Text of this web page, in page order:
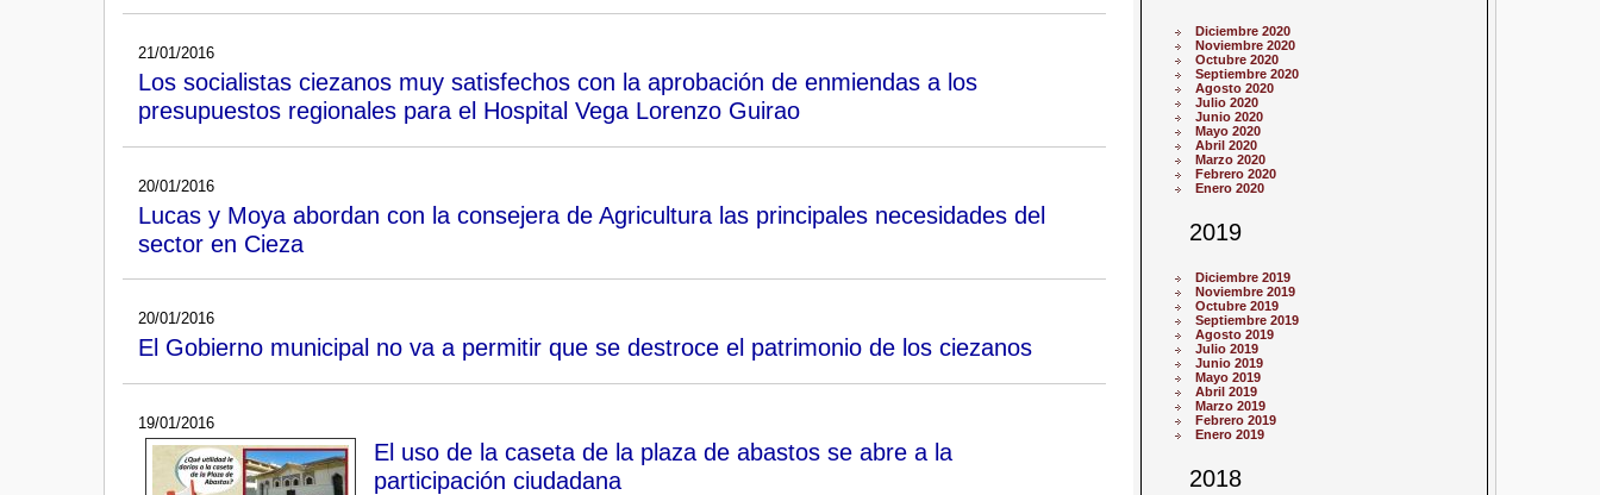
21/01/2016
Los socialistas ciezanos muy satisfechos con la aprobación de enmiendas a los
presupuestos regionales para el Hospital Vega Lorenzo Guirao
20/01/2016
Lucas y Moya abordan con la consejera de Agricultura las principales necesidades del
sector en Cieza
20/01/2016
El Gobierno municipal no va a permitir que se destroce el patrimonio de los ciezanos
19/01/2016
El uso de la caseta de la plaza de abastos se abre a la
participación ciudadana
Diciembre 2020
Noviembre 2020
Octubre 2020
Septiembre 2020
Agosto 2020
Julio 2020
Junio 2020
Mayo 2020
Abril 2020
Marzo 2020
Febrero 2020
Enero 2020
2019
Diciembre 2019
Noviembre 2019
Octubre 2019
Septiembre 2019
Agosto 2019
Julio 2019
Junio 2019
Mayo 2019
Abril 2019
Marzo 2019
Febrero 2019
Enero 2019
2018